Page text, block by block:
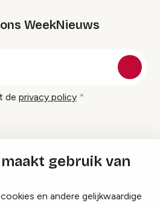
gebruik van
en andere gelijkwaardige
WeekNieuws
de privacy policy
Events Magazine